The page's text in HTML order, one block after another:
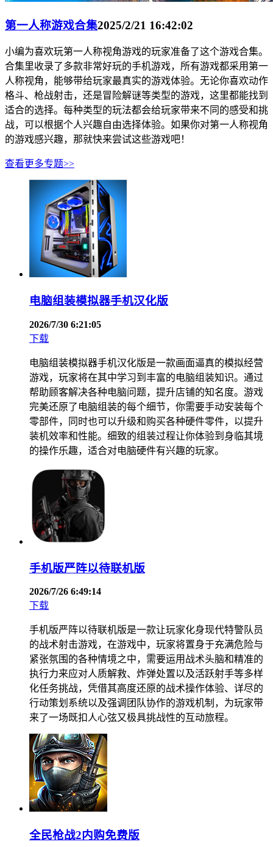
第一人称游戏合集2025/2/21 16:42:02
小编为喜欢玩第一人称视角游戏的玩家准备了这个游戏合集。
合集里收录了多款非常好玩的手机游戏，所有游戏都采用第一
人称视角，能够带给玩家最真实的游戏体验。无论你喜欢动作
格斗、枪战射击，还是冒险解谜等类型的游戏，这里都能找到
适合的选择。每种类型的玩法都会给玩家带来不同的感受和挑
战，可以根据个人兴趣自由选择体验。如果你对第一人称视角
的游戏感兴趣，那就快来尝试这些游戏吧！
查看更多专题>>
电脑组装模拟器手机汉化版
2026/7/30 6:21:05
下载
电脑组装模拟器手机汉化版是一款画面逼真的模拟经营
游戏，玩家将在其中学习到丰富的电脑组装知识。通过
帮助顾客解决各种电脑问题，提升店铺的知名度。游戏
完美还原了电脑组装的每个细节，你需要手动安装每个
零部件，同时也可以升级和购买各种硬件零件，以提升
装机效率和性能。细致的组装过程让你体验到身临其境
的操作乐趣，适合对电脑硬件有兴趣的玩家。
手机版严阵以待联机版
2026/7/26 6:49:14
下载
手机版严阵以待联机版是一款让玩家化身现代特警队员
的战术射击游戏，在游戏中，玩家将置身于充满危险与
紧张氛围的各种情境之中，需要运用战术头脑和精准的
执行力来应对人质解救、炸弹处置以及活跃射手等多样
化任务挑战，凭借其高度还原的战术操作体验、详尽的
行动策划系统以及强调团队协作的游戏机制，为玩家带
来了一场既扣人心弦又极具挑战性的互动旅程。
全民枪战2内购免费版